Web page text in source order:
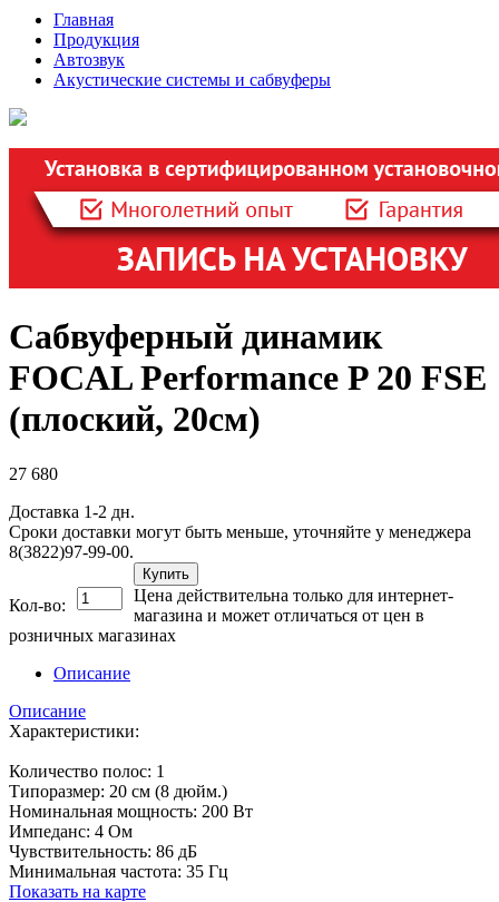
Главная
Продукция
Автозвук
Акустические системы и сабвуферы
Сабвуферный динамик
FOCAL Performance P 20 FSE
(плоский, 20см)
27 680
Доставка 1-2 дн.
Сроки доставки могут быть меньше, уточняйте у менеджера
8(3822)97-99-00.
Кол-во:
Купить
Цена действительна только для интернет-
магазина и может отличаться от цен в
розничных магазинах
Описание
Описание
Характеристики:
Количество полос: 1
Типоразмер: 20 см (8 дюйм.)
Номинальная мощность: 200 Вт
Импеданс: 4 Ом
Чувствительность: 86 дБ
Минимальная частота: 35 Гц
Показать на карте